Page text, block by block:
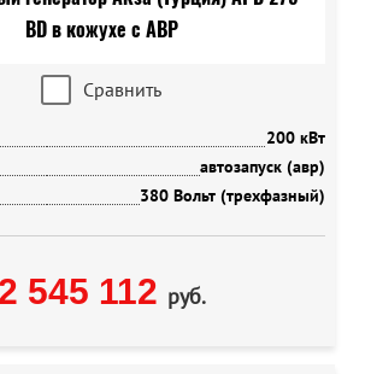
Сравнить
200 кВт
автозапуск (авр)
380 Вольт (трехфазный)
2 545 112 руб.